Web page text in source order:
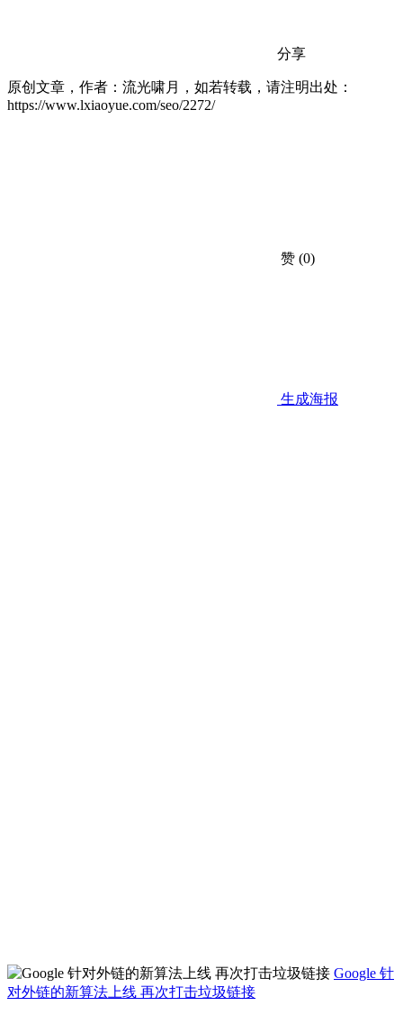
分享
原创文章，作者：流光啸月，如若转载，请注明出处：
https://www.lxiaoyue.com/seo/2272/
赞 (0)
生成海报
Google 针
对外链的新算法上线 再次打击垃圾链接